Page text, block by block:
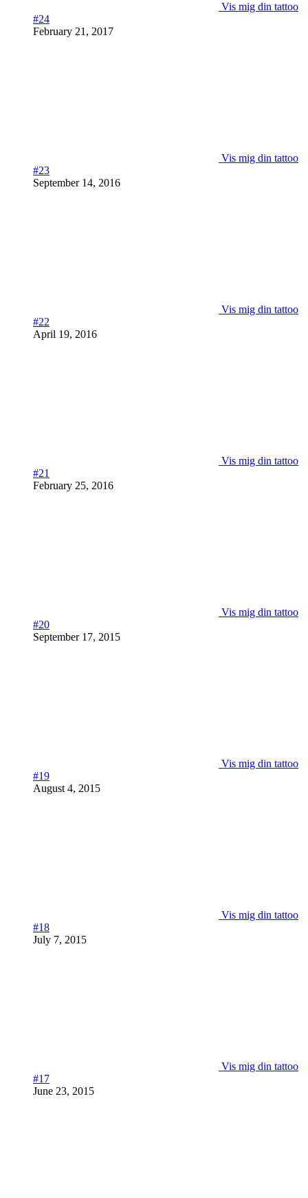
Vis mig din tattoo
#24
February 21, 2017
Vis mig din tattoo
#23
September 14, 2016
Vis mig din tattoo
#22
April 19, 2016
Vis mig din tattoo
#21
February 25, 2016
Vis mig din tattoo
#20
September 17, 2015
Vis mig din tattoo
#19
August 4, 2015
Vis mig din tattoo
#18
July 7, 2015
Vis mig din tattoo
#17
June 23, 2015